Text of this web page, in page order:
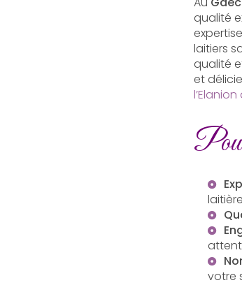
qualité
laitiers
qualité
et
votre